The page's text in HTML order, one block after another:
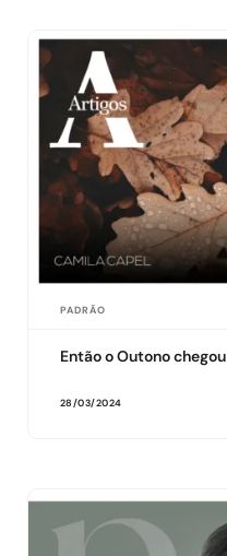
PADRÃO
Então o Outono chegou
28/03/2024